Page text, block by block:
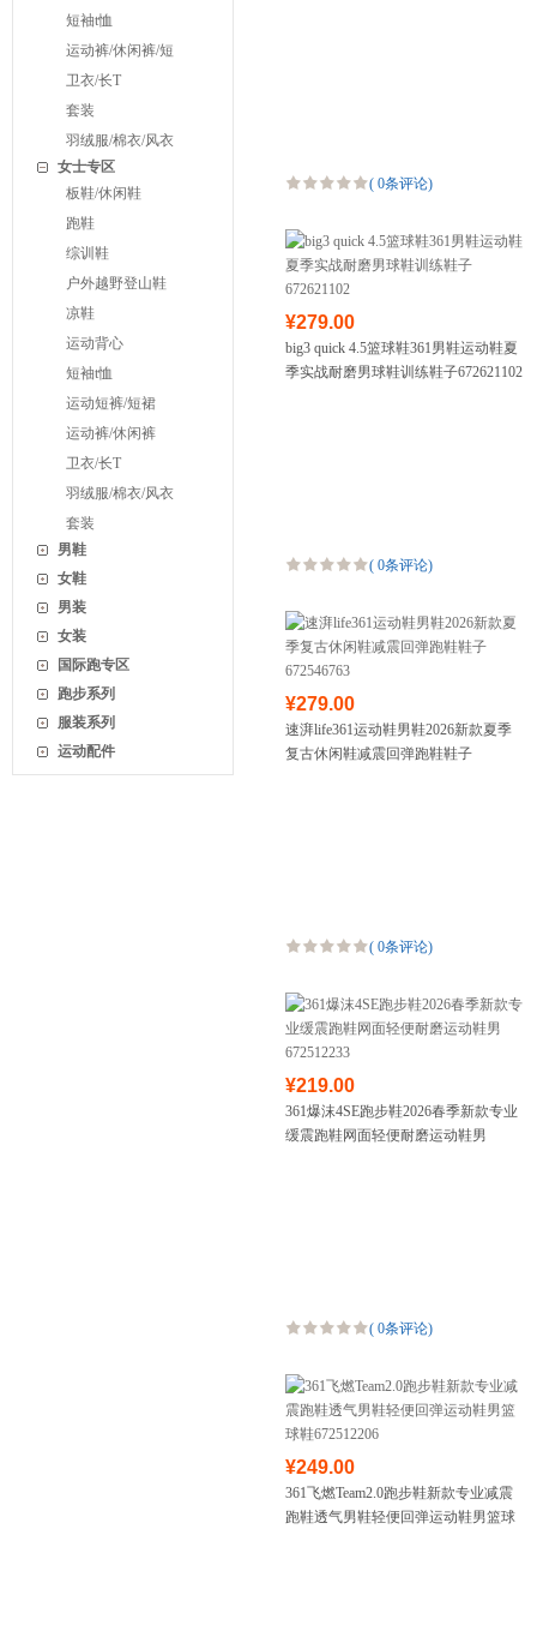
短袖t恤
运动裤/休闲裤/短
卫衣/长T
套装
羽绒服/棉衣/风衣
女士专区
板鞋/休闲鞋
跑鞋
综训鞋
户外越野登山鞋
凉鞋
运动背心
短袖t恤
运动短裤/短裙
运动裤/休闲裤
卫衣/长T
羽绒服/棉衣/风衣
套装
男鞋
女鞋
男装
女装
国际跑专区
跑步系列
服装系列
运动配件
( 0条评论)
¥279.00
big3 quick 4.5篮球鞋361男鞋运动鞋夏
季实战耐磨男球鞋训练鞋子672621102
( 0条评论)
¥279.00
速湃life361运动鞋男鞋2026新款夏季
复古休闲鞋减震回弹跑鞋鞋子
( 0条评论)
¥219.00
361爆沫4SE跑步鞋2026春季新款专业
缓震跑鞋网面轻便耐磨运动鞋男
( 0条评论)
¥249.00
361飞燃Team2.0跑步鞋新款专业减震
跑鞋透气男鞋轻便回弹运动鞋男篮球